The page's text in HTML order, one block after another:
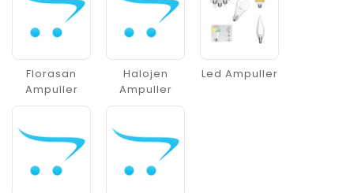
Florasan
Ampuller
Halojen
Ampuller
Led Ampuller